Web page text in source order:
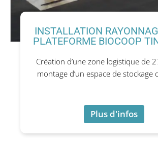
INSTALLATION
PLATEFORME BIOCOOP
Création d’une zone logistique de
montage d’un espace de stockage
Plus d'infos